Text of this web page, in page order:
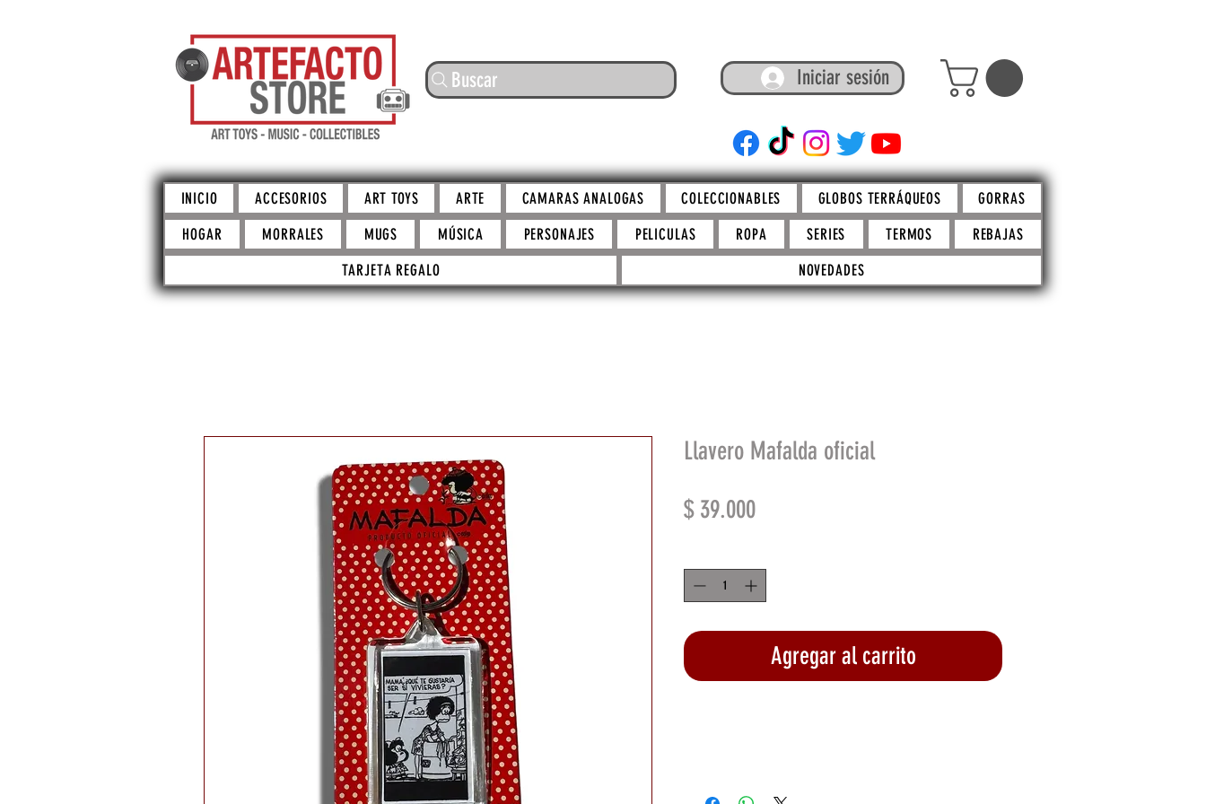
Buscar Iniciar sesión
ARTEFACTO STORE
INICIO ACCESORIOS ART TOYS ARTE CAMARAS ANALOGAS COLECCIONABLES GLOBOS TERRÁQUEOS
GORRAS
HOGAR
MORRALES MUGS MÚSICA PERSONAJES PELICULAS ROPA SERIES TERMOS
REBAJAS
TARJETA REGALO
NOVEDADES
Llavero Mafalda oficial
$ 39.000Precio
Agregar al carrito